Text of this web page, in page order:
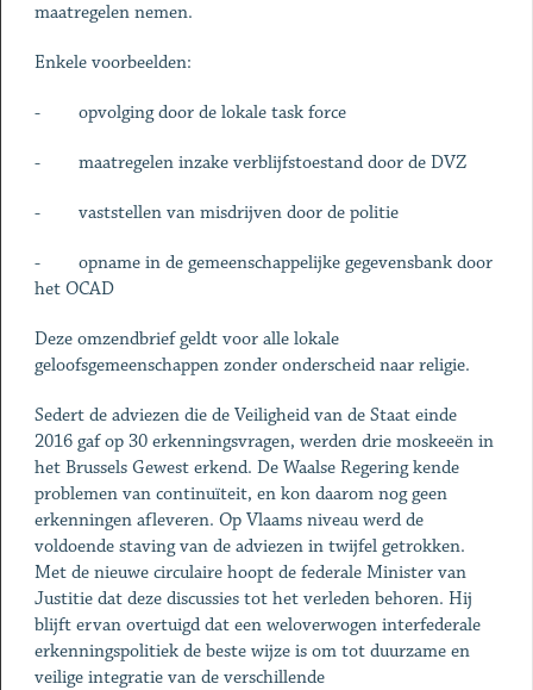
maatregelen nemen.
Enkele voorbeelden:
- opvolging door de lokale task force
- maatregelen inzake verblijfstoestand door de DVZ
- vaststellen van misdrijven door de politie
- opname in de gemeenschappelijke gegevensbank door
het OCAD
Deze omzendbrief geldt voor alle lokale
geloofsgemeenschappen zonder onderscheid naar religie.
Sedert de adviezen die de Veiligheid van de Staat einde
2016 gaf op 30 erkenningsvragen, werden drie moskeeën in
het Brussels Gewest erkend. De Waalse Regering kende
problemen van continuïteit, en kon daarom nog geen
erkenningen afleveren. Op Vlaams niveau werd de
voldoende staving van de adviezen in twijfel getrokken.
Met de nieuwe circulaire hoopt de federale Minister van
Justitie dat deze discussies tot het verleden behoren. Hij
blijft ervan overtuigd dat een weloverwogen interfederale
erkenningspolitiek de beste wijze is om tot duurzame en
veilige integratie van de verschillende